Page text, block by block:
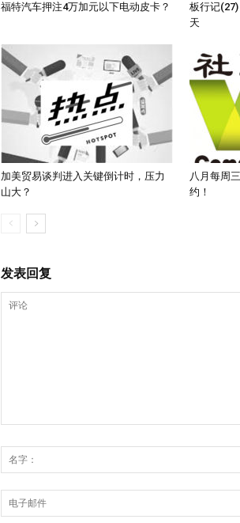
福特汽车押注4万加元以下电动皮卡？
板行记
天
加美贸易谈判进入关键倒计时，压力
山大？
八月每周
约！
发表回复